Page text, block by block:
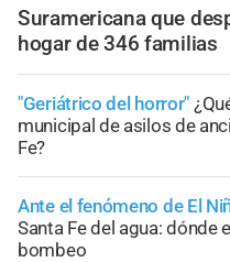
Suramericana que
hogar de 346 familias
"Geriátrico del horror"
municipal de asilos de
Fe?
Ante el fenómeno de El
Santa Fe del agua: dónde
bombeo